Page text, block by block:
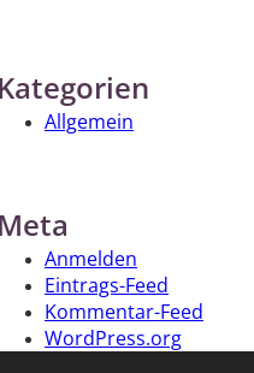
Kategorien
Allgemein
Meta
Anmelden
Eintrags-Feed
Kommentar-Feed
WordPress.org